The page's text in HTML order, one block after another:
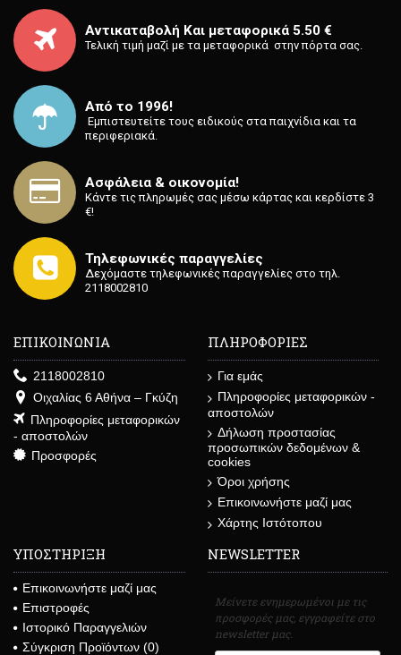
Αντικαταβολή Και μεταφορικά 5.50 €
Τελική τιμή μαζί με τα μεταφορικά στην πόρτα σας.
Από το 1996!
⁡ Εμπιστευτείτε τους ειδικούς στα παιχνίδια και τα
περιφεριακά.
Ασφάλεια & οικονομία!
Κάντε τις πληρωμές σας μέσω κάρτας και κερδίστε 3
€!
Τηλεφωνικές παραγγελίες
Δεχόμαστε τηλεφωνικές παραγγελίες στο τηλ.
2118002810
ΕΠΙΚΟΙΝΩΝΙΑ
2118002810
Οιχαλίας 6 Αθήνα – Γκύζη
Πληροφορίες μεταφορικών
- αποστολών
Προσφορές
ΠΛΗΡΟΦΟΡΙΕΣ
Για εμάς
Πληροφορίες μεταφορικών -
αποστολών
Δήλωση προστασίας
προσωπικών δεδομένων &
cookies
Όροι χρήσης
Επικοινωνήστε μαζί μας
Χάρτης Ιστότοπου
ΥΠΟΣΤΗΡΙΞΗ
Επικοινωνήστε μαζί μας
Επιστροφές
Ιστορικό Παραγγελιών
Σύγκριση Προϊόντων (0)
NEWSLETTER
Μείνετε ενημερωμένοι με τις
προσφορές μας, εγγραφείτε στο
newsletter μας.